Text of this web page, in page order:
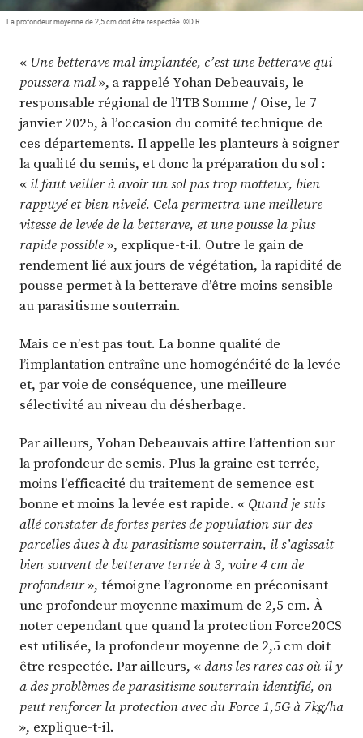
La profondeur moyenne de 2,5 cm doit être respectée. ©D.R.
« Une betterave mal implantée, c’est une betterave qui
poussera mal», a rappelé Yohan Debeauvais, le
responsable régional de l’ITB Somme / Oise, le 7
janvier 2025, à l’occasion du comité technique de
ces départements. Il appelle les planteurs à soigner
la qualité du semis, et donc la préparation du sol :
« il faut veiller à avoir un sol pas trop motteux, bien
rappuyé et bien nivelé. Cela permettra une meilleure
vitesse de levée de la betterave, et une pousse la plus
rapide possible», explique-t-il. Outre le gain de
rendement lié aux jours de végétation, la rapidité de
pousse permet à la betterave d’être moins sensible
au parasitisme souterrain.
Mais ce n’est pas tout. La bonne qualité de
l’implantation entraîne une homogénéité de la levée
et, par voie de conséquence, une meilleure
sélectivité au niveau du désherbage.
Par ailleurs, Yohan Debeauvais attire l’attention sur
la profondeur de semis. Plus la graine est terrée,
moins l’efficacité du traitement de semence est
bonne et moins la levée est rapide. « Quand je suis
allé constater de fortes pertes de population sur des
parcelles dues à du parasitisme souterrain, il s’agissait
bien souvent de betterave terrée à 3, voire 4 cm de
profondeur», témoigne l’agronome en préconisant
une profondeur moyenne maximum de 2,5 cm. À
noter cependant que quand la protection Force20CS
est utilisée, la profondeur moyenne de 2,5 cm doit
être respectée. Par ailleurs, «dans les rares cas où il y
a des problèmes de parasitisme souterrain identifié, on
peut renforcer la protection avec du Force 1,5G à 7kg/ha
», explique-t-il.